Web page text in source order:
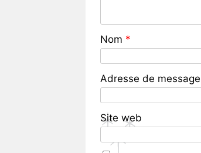
Nom *
Adresse de
Site web